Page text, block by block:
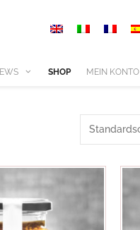
SHOP MEIN KONTO